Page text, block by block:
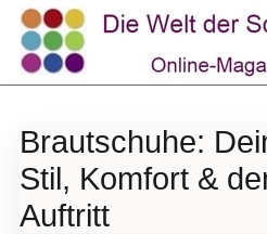
Brautschuhe:
Stil, Komfort &
Auftritt